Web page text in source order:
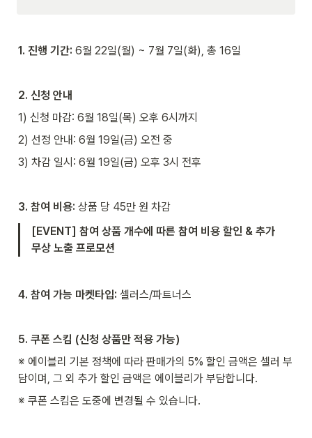
1. 진행 기간: 6월 22일(월) ~ 7월 7일(화), 총 16일
2. 신청 안내
1) 신청 마감: 6월 18일(목) 오후 6시까지
2) 선정 안내: 6월 19일(금) 오전 중
3) 차감 일시: 6월 19일(금) 오후 3시 전후
3. 참여 비용: 상품 당 45만 원 차감
[EVENT] 참여 상품 개수에 따른 참여 비용 할인 & 추가
무상 노출 프로모션
4. 참여 가능 마켓타입: 셀러스/파트너스
5. 쿠폰 스킴 (신청 상품만 적용 가능)
※ 에이블리 기본 정책에 따라 판매가의 5% 할인 금액은 셀러 부
담이며, 그 외 추가 할인 금액은 에이블리가 부담합니다.
※ 쿠폰 스킴은 도중에 변경될 수 있습니다.